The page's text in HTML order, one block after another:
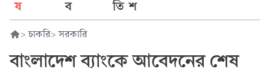
ষ
ব
তি শ
> চাকরি> সরকারি
বাংলাদেশ ব্যাংকে আবেদনের শেষ